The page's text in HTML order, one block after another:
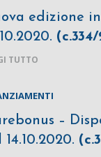
edizione
TUTTO
–
14.10.2020.